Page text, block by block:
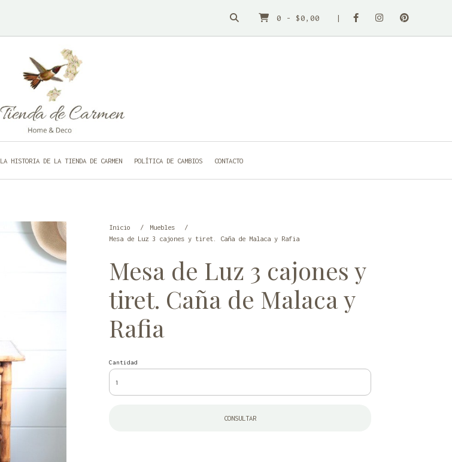
0 - $0,00
LA HISTORIA DE LA TIENDA DE CARMEN POLÍTICA DE CAMBIOS CONTACTO
Inicio
Muebles
Mesa de Luz 3 cajones y tiret. Caña de Malaca y Rafia
Mesa de Luz 3 cajones y
tiret. Caña de Malaca y
Rafia
Cantidad
CONSULTAR